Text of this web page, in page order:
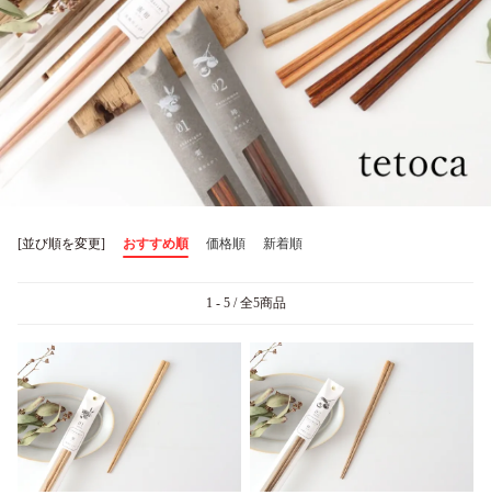
[並び順を変更] おすすめ順 価格順 新着順
1 - 5 / 全5商品